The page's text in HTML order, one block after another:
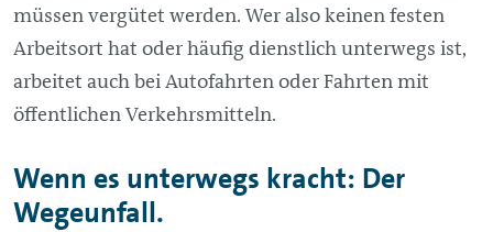
müssen vergütet werden. Wer also keinen festen
Arbeitsort hat oder häufig dienstlich unterwegs ist,
arbeitet auch bei Autofahrten oder Fahrten mit
öffentlichen Verkehrsmitteln.
Wenn es unterwegs kracht: Der
Wegeunfall.